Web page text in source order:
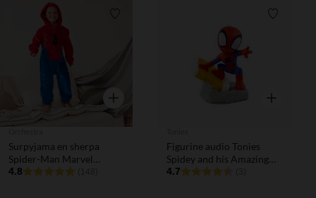
Aperçu rapide
Surpyjama en sherpa
Spider-Man Marvel
garçon
4.8
Aperçu
Figurine audio Tonies
Spidey and his Amazing
Friends
4.7